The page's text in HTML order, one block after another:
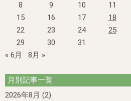
8
9 10 11
15
16 17 18
22
23 24 25
29
30
31
« 6月
8月 »
月別記事一覧
2026年8月 (2)